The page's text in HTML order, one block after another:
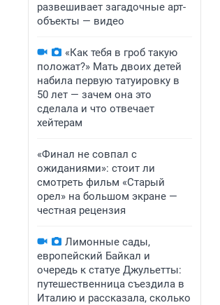
развешивает загадочные арт-
объекты — видео
«Как тебя в гроб такую
положат?» Мать двоих детей
набила первую татуировку в
50 лет — зачем она это
сделала и что отвечает
хейтерам
«Финал не совпал с
ожиданиями»: стоит ли
смотреть фильм «Старый
орел» на большом экране —
честная рецензия
Лимонные сады,
европейский Байкал и
очередь к статуе Джульетты:
путешественница съездила в
Италию и рассказала, сколько